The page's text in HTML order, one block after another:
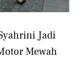
Jadi
Mewah